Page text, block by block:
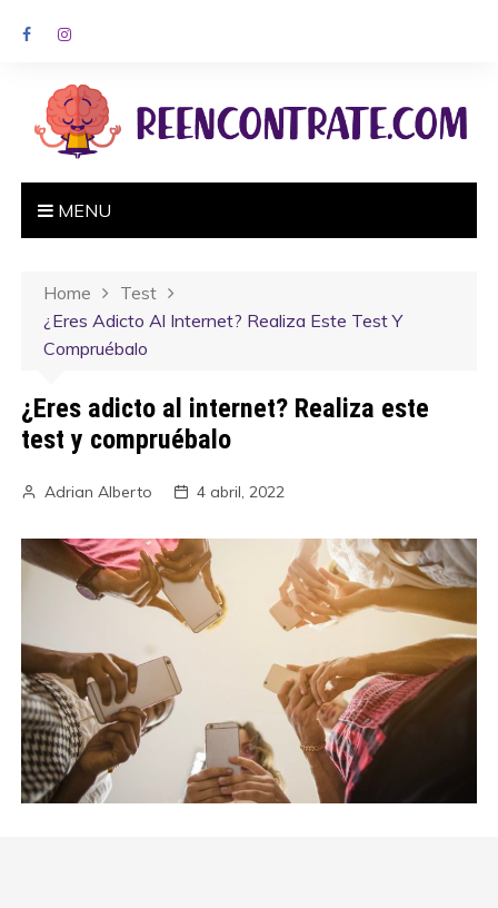
MENU
Home
Test
¿Eres Adicto Al Internet? Realiza Este Test Y
Compruébalo
¿Eres adicto al internet? Realiza este
test y compruébalo
Adrian Alberto 4 abril, 2022